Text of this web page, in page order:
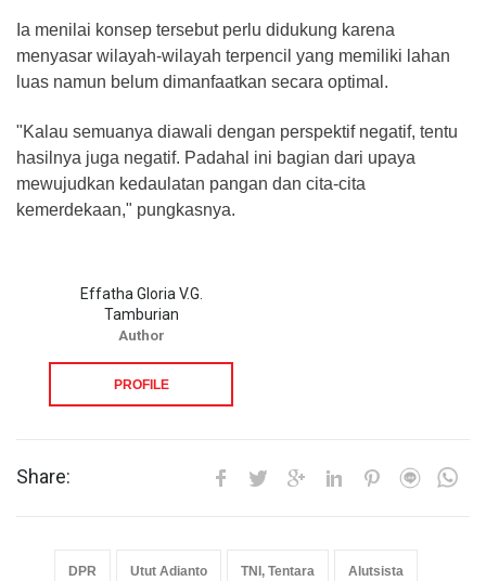
Ia menilai konsep tersebut perlu didukung karena
menyasar wilayah-wilayah terpencil yang memiliki lahan
luas namun belum dimanfaatkan secara optimal.
"Kalau semuanya diawali dengan perspektif negatif, tentu
hasilnya juga negatif. Padahal ini bagian dari upaya
mewujudkan kedaulatan pangan dan cita-cita
kemerdekaan," pungkasnya.
Effatha Gloria V.G.
Tamburian
Author
PROFILE
Share:
DPR Utut Adianto TNI, Tentara Alutsista